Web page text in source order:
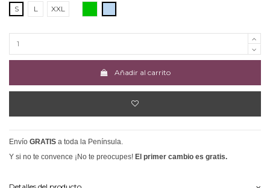
S
L XXL
Añadir al carrito
Envío GRATIS a toda la Península.
Y si no te convence ¡No te preocupes! El primer cambio es gratis.